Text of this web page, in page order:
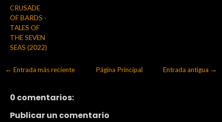
CRUSADE
OF BARDS -
TALES OF
THE SEVEN
SEAS (2022)
← Entrada más reciente Entrada antigua →
Página Principal
0 comentarios:
Publicar un comentario